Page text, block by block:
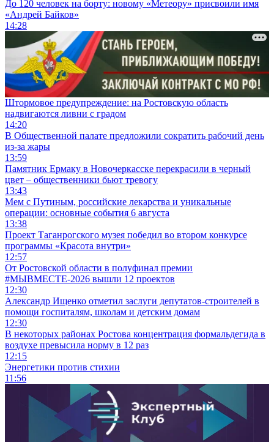
До 120 человек на борту: новому «Метеору» присвоили имя
«Андрей Байков»
14:28
Штормовое предупреждение: на Ростовскую область
надвигаются ливни с градом
14:20
В Общественной палате предложили сократить рабочий день
из-за жары
13:59
Памятник Ермаку в Новочеркасске перекрасили в черный
цвет – общественники бьют тревогу
13:43
Мем с Путиным, российские лекарства и уникальные
операции: основные события 6 августа
13:38
Проект Таганрогского музея победил во втором конкурсе
программы «Красота внутри»
12:57
От Ростовской области в полуфинал премии
#МЫВМЕСТЕ-2026 вышли 12 проектов
12:30
Александр Ищенко отметил заслуги депутатов-строителей в
помощи госпиталям, школам и детским домам
12:30
В некоторых районах Ростова концентрация формальдегида в
воздухе превысила норму в 12 раз
12:15
Энергетики против стихии
11:56